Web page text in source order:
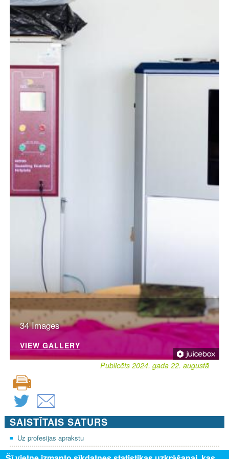
34 Images
VIEW GALLERY
Publicēts 2024. gada 22. augustā
SAISTĪTAIS SATURS
Uz profesijas aprakstu